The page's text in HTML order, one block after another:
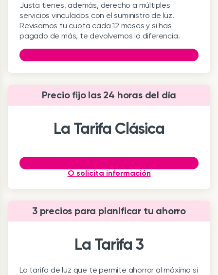
Justa tienes, además, derecho a múltiples
servicios vinculados con el suministro de luz.
Revisamos tu cuota cada 12 meses y si has
pagado de más, te devolvemos la diferencia.
Precio fijo las 24 horas del día
La Tarifa Clásica
O solicita información
3 precios para planificar tu ahorro
La Tarifa 3
La tarifa de luz que te permite ahorrar al máximo si